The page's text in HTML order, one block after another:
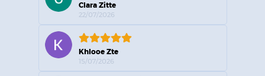
Clara Zitte
22/07/2026
Khlooe Zte
15/07/2026